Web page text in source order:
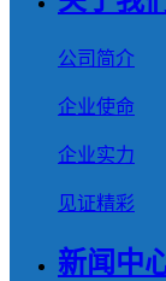
公司简介
企业使命
企业实力
见证精彩
新闻中